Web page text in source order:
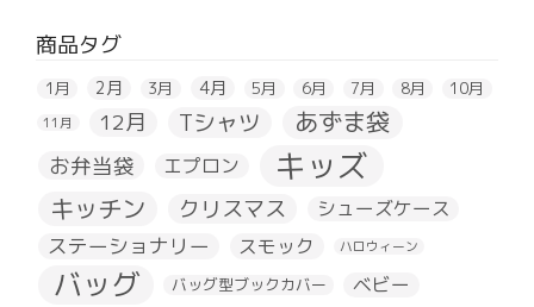
商品タグ
1月 2月 3月 4月 5月 6月 7月 8月 10月
11月 12月 Tシャツ あずま袋
お弁当袋 エプロン キッズ
キッチン クリスマス シューズケース
ステーショナリー スモック ハロウィーン
バッグ バッグ型ブックカバー ベビー